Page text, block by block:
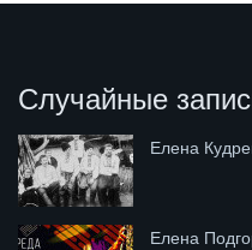
Случайные
Елена
Елена